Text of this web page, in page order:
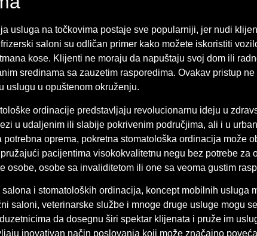
usluga na točkovima postaje sve popularniji, jer nudi
saloni su odličan primer kako možete iskoristiti
kose. Klijenti ne moraju da napuštaju svoj dom ili
sredinama sa zauzetim rasporedima. Ovakav pristup
uslugu u opuštenom okruženju.
ordinacije predstavljaju revolucionarnu ideju u
u udaljenim ili slabije pokrivenim područjima, ali i u
potrebna oprema, pokretna stomatološka ordinacija može
pacijentima visokokvalitetnu negu bez potrebe
osobe, osobe sa invaliditetom ili one sa veoma gustim
salona i stomatoloških ordinacija, koncept mobilnih usluga
saloni, veterinarske službe i mnoge druge usluge mogu
da dosegnu širi spektar klijenata i pruže im
inovativan način poslovanja koji može značajno